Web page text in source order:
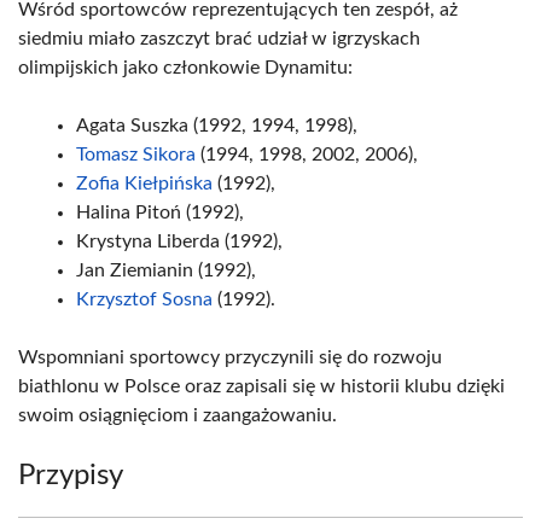
Wśród sportowców reprezentujących ten zespół, aż
siedmiu miało zaszczyt brać udział w igrzyskach
olimpijskich jako członkowie Dynamitu:
Agata Suszka (1992, 1994, 1998),
Tomasz Sikora (1994, 1998, 2002, 2006),
Zofia Kiełpińska (1992),
Halina Pitoń (1992),
Krystyna Liberda (1992),
Jan Ziemianin (1992),
Krzysztof Sosna (1992).
Wspomniani sportowcy przyczynili się do rozwoju
biathlonu w Polsce oraz zapisali się w historii klubu dzięki
swoim osiągnięciom i zaangażowaniu.
Przypisy